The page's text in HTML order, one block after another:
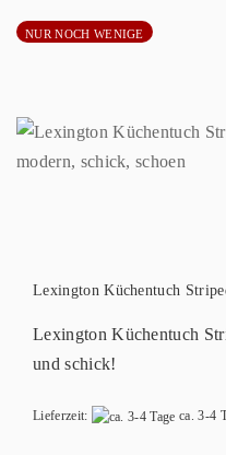
NUR NOCH WENIGE
Lexington Küchentuch
Lexington Küchentuch
und schick!
Lieferzeit: ca. 3-4